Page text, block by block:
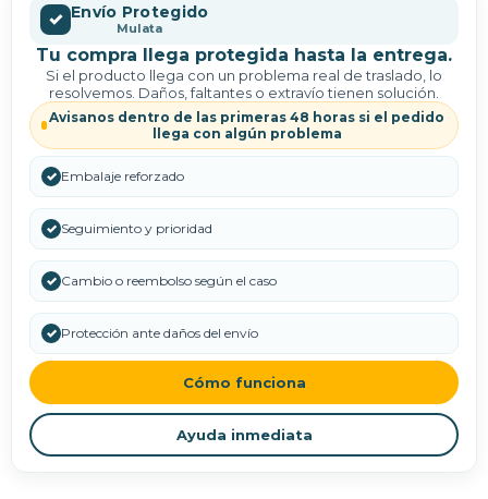
✓ Envío Protegido
Mulata
Tu compra llega protegida hasta la entrega.
Si el producto llega con un problema real de traslado, lo
resolvemos. Daños, faltantes o extravío tienen solución.
Avisanos dentro de las primeras 48 horas si el pedido
llega con algún problema
✓ Embalaje reforzado
✓ Seguimiento y prioridad
✓ Cambio o reembolso según el caso
✓ Protección ante daños del envío
Cómo funciona
Ayuda inmediata